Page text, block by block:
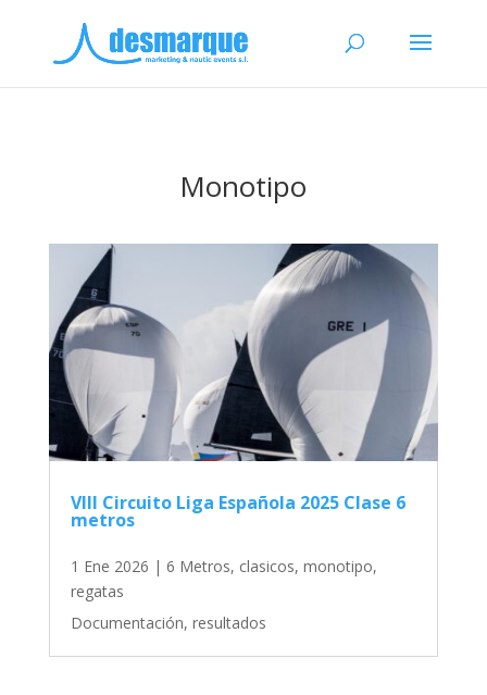
Monotipo
VIII Circuito Liga Española 2025 Clase 6
metros
1 Ene 2026 | 6 Metros, clasicos, monotipo,
regatas
Documentación, resultados